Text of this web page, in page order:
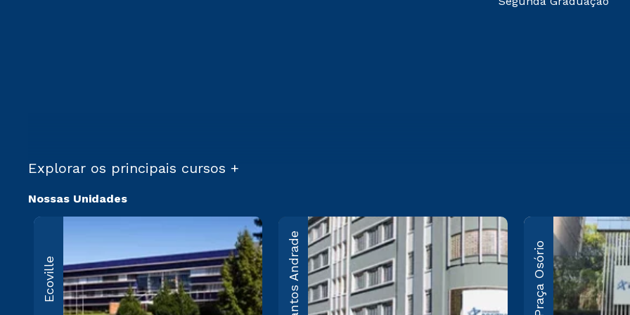
Explorar os principais cursos +
Nossas Unidades
Ecoville
Ecoville
R. Professor Pedro
Viriato Parigot de
Souza, 5300 Campo
Comprido – Curitiba/PR
CEP 81280-330
Santos Andrade
Santos
Andrade
R. XV de Novembro,
950 Centro –
Curitiba/PR CEP 80060-
Praça Osório